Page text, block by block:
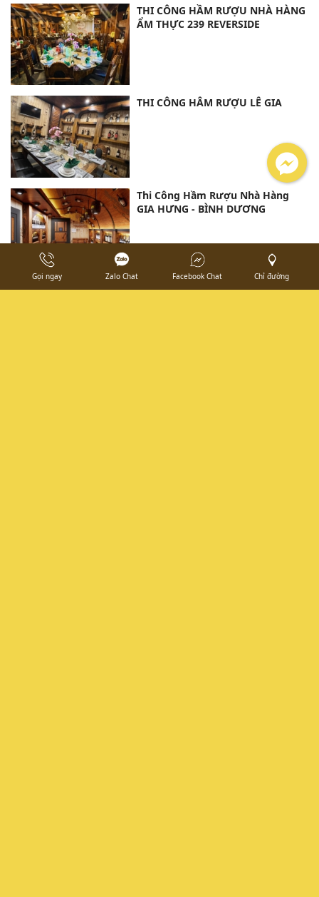
THI CÔNG HẦM RƯỢU NHÀ HÀNG
ẨM THỰC 239 REVERSIDE
THI CÔNG HÂM RƯỢU LÊ GIA
Thi Công Hầm Rượu Nhà Hàng
GIA HƯNG - BÌNH DƯƠNG
THIẾT KẾ VÀ THI CÔNG HẦM
Gọi ngay Zalo Chat Facebook Chat Chỉ đường